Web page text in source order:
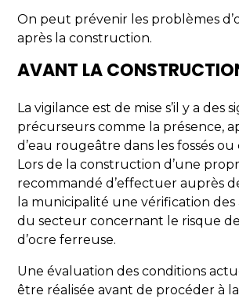
On peut prévenir les problèmes
après la construction.
AVANT LA
La vigilance est de mise s’il y a des
précurseurs comme la présence,
d’eau rougeâtre dans les fossés ou
Lors de la construction d’une
recommandé d’effectuer auprès
la municipalité une vérification
du secteur concernant le risque
d’ocre ferreuse.
Une évaluation des conditions
être réalisée avant de procéder à